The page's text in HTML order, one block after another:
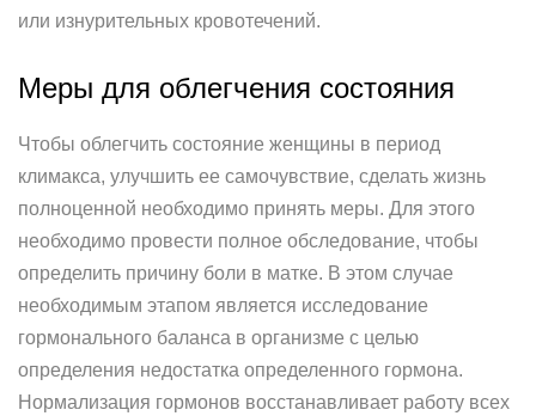
или изнурительных кровотечений.
Меры для облегчения состояния
Чтобы облегчить состояние женщины в период
климакса, улучшить ее самочувствие, сделать жизнь
полноценной необходимо принять меры. Для этого
необходимо провести полное обследование, чтобы
определить причину боли в матке. В этом случае
необходимым этапом является исследование
гормонального баланса в организме с целью
определения недостатка определенного гормона.
Нормализация гормонов восстанавливает работу всех